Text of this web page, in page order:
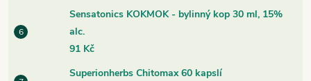
Sensatonics KOKMOK - bylinný kop 30 ml, 15%
alc.
91 Kč
Superionherbs Chitomax 60 kapslí